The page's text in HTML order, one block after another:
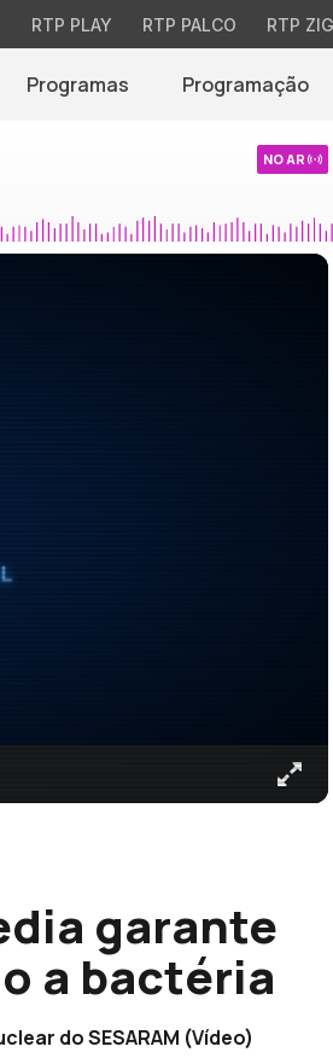
RTP PLAY RTP PALCO RTP
Programas Programação
NO AR
garante
a bactéria
do SESARAM (Vídeo)